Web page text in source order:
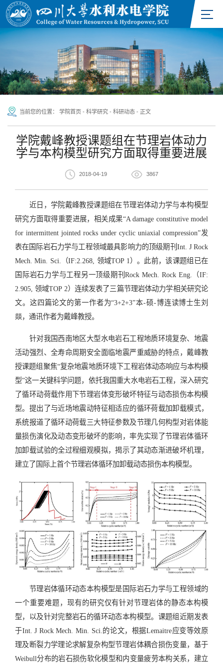
当前您的位置： 学院首页 - 科学研究 - 科研动态 - 正文
学院戴峰教授课题组在节理岩体动力
学与本构模型研究方面取得重要进展
2018-04-19 3867
近日，学院戴峰教授课题组在节理岩体动力学与本构模型
研究方面取得重要进展，相关成果“A damage constitutive model
for intermittent jointed rocks under cyclic uniaxial compression”发
表在国际岩石力学与工程领域最具影响力的顶级期刊Int. J Rock
Mech. Min. Sci.（IF:2.268, 领域TOP 1）。此前，该课题组已在
国际岩石力学与工程另一顶级期刊Rock Mech. Rock Eng.（IF:
2.905, 领域TOP 2）连续发表了三篇节理岩体动力学相关研究论
文。这四篇论文的第一作者为“3+2+3”本-硕-博连读博士生刘
燚，通讯作者为戴峰教授。
针对我国西南地区大型水电岩石工程地质环境复杂、地震
活动强烈、全寿命周期安全面临地震严重威胁的特点，戴峰教
授课题组聚焦“复杂地震地质环境下工程岩体动态响应与本构模
型”这一关键科学问题，依托我国重大水电岩石工程，深入研究
了循环动荷载作用下节理岩体变形破坏特征与动态损伤本构模
型。提出了与近场地震动特征相适应的循环荷载加卸载模式，
系统报道了循环动荷载三大特征参数及节理几何构型对岩体能
量损伤演化及动态变形破坏的影响，率先实现了节理岩体循环
加卸载试验的全过程细观模拟，揭示了其动态渐进破坏机理，
建立了国际上首个节理岩体循环加卸载动态损伤本构模型。
节理岩体循环动态本构模型是国际岩石力学与工程领域的
一个重要难题，现有的研究仅有针对节理岩体的静态本构模
型，以及针对完整岩石的循环动态本构模型。课题组近期发表
于Int. J Rock Mech. Min. Sci.的论文，根据Lemaitre应变等效原
理及断裂力学理论求解复杂构型节理岩体耦合损伤变量，基于
Weibull分布的岩石损伤软化模型和内变量疲劳本构关系，建立